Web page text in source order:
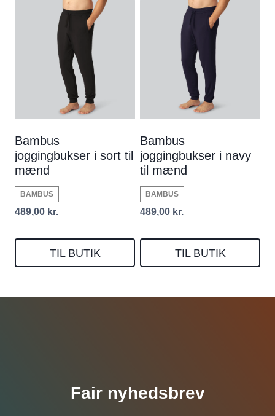
Bambus
joggingbukser i sort til
mænd
BAMBUS
489,00 kr.
TIL BUTIK
Bambus
joggingbukser i navy
til mænd
BAMBUS
489,00 kr.
TIL BUTIK
Fair nyhedsbrev